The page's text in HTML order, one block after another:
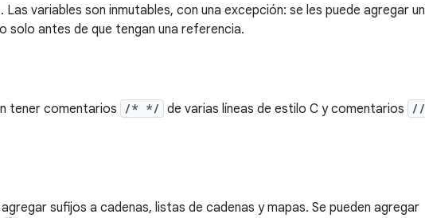
variables son inmutables, con una excepción: se les puede agregar un
solo antes de que tengan una referencia.
tener comentarios /* */ de varias líneas de estilo C y comentarios //
sufijos a cadenas, listas de cadenas y mapas. Se pueden agregar